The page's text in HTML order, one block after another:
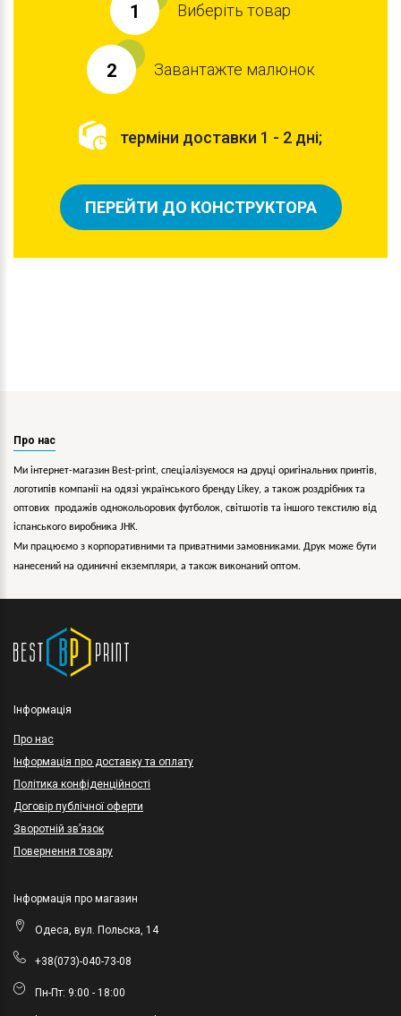
1 Виберіть товар
2 Завантажте малюнок
терміни доставки 1 - 2 дні;
ПЕРЕЙТИ ДО КОНСТРУКТОРА
Про нас
Ми інтернет-магазин Best-print, спеціалізуємося на друці оригінальних принтів,
логотипів компанії на одязі українського бренду Likey, а також роздрібних та
оптових продажів однокольорових футболок, світшотів та іншого текстилю від
іспанського виробника JHK.
Ми працюємо з корпоративними та приватними замовниками. Друк може бути
нанесений на одиничні екземпляри, а також виконаний оптом.
Інформація
Про нас
Інформація про доставку та оплату
Політика конфіденційності
Договір публічної оферти
Зворотній зв’язок
Повернення товару
Інформація про магазин
Одеса, вул. Польска, 14
+38(073)-040-73-08
Пн-Пт: 9:00 - 18:00